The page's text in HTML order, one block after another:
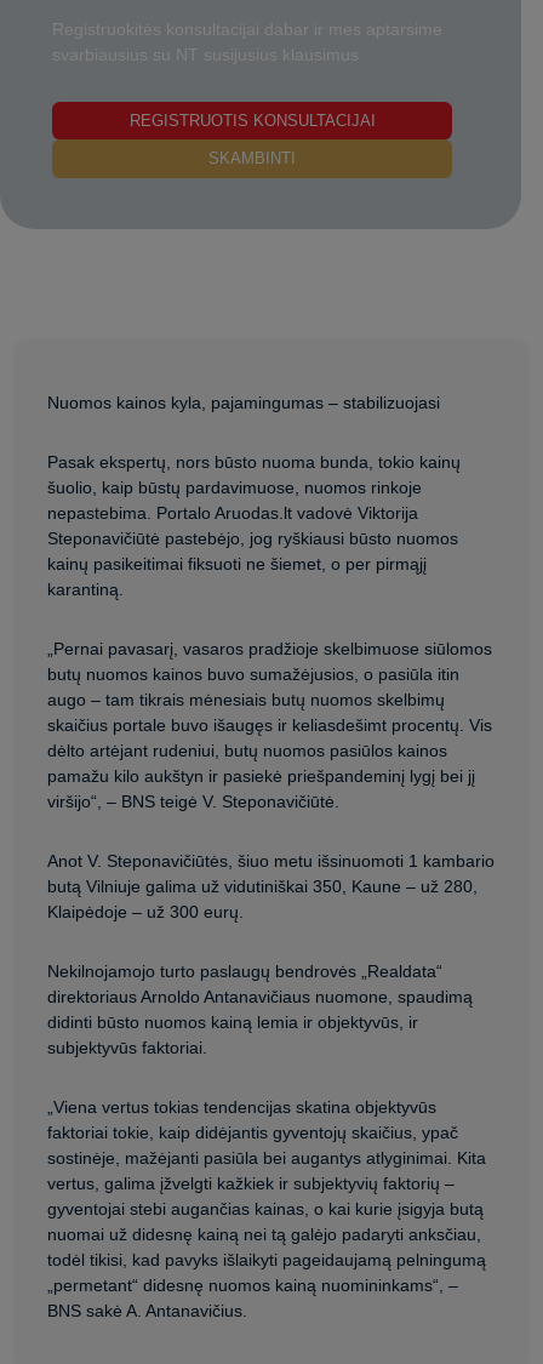
Registruokitės konsultacijai dabar ir mes aptarsime
svarbiausius su NT susijusius klausimus
REGISTRUOTIS KONSULTACIJAI
SKAMBINTI
Nuomos kainos kyla, pajamingumas – stabilizuojasi
Pasak ekspertų, nors būsto nuoma bunda, tokio kainų
šuolio, kaip būstų pardavimuose, nuomos rinkoje
nepastebima. Portalo Aruodas.lt vadovė Viktorija
Steponavičiūtė pastebėjo, jog ryškiausi būsto nuomos
kainų pasikeitimai fiksuoti ne šiemet, o per pirmąjį
karantiną.
„Pernai pavasarį, vasaros pradžioje skelbimuose siūlomos
butų nuomos kainos buvo sumažėjusios, o pasiūla itin
augo – tam tikrais mėnesiais butų nuomos skelbimų
skaičius portale buvo išaugęs ir keliasdešimt procentų. Vis
dėlto artėjant rudeniui, butų nuomos pasiūlos kainos
pamažu kilo aukštyn ir pasiekė priešpandeminį lygį bei jį
viršijo“, – BNS teigė V. Steponavičiūtė.
Anot V. Steponavičiūtės, šiuo metu išsinuomoti 1 kambario
butą Vilniuje galima už vidutiniškai 350, Kaune – už 280,
Klaipėdoje – už 300 eurų.
Nekilnojamojo turto paslaugų bendrovės „Realdata“
direktoriaus Arnoldo Antanavičiaus nuomone, spaudimą
didinti būsto nuomos kainą lemia ir objektyvūs, ir
subjektyvūs faktoriai.
„Viena vertus tokias tendencijas skatina objektyvūs
faktoriai tokie, kaip didėjantis gyventojų skaičius, ypač
sostinėje, mažėjanti pasiūla bei augantys atlyginimai. Kita
vertus, galima įžvelgti kažkiek ir subjektyvių faktorių –
gyventojai stebi augančias kainas, o kai kurie įsigyja butą
nuomai už didesnę kainą nei tą galėjo padaryti anksčiau,
todėl tikisi, kad pavyks išlaikyti pageidaujamą pelningumą
„permetant“ didesnę nuomos kainą nuomininkams“, –
BNS sakė A. Antanavičius.